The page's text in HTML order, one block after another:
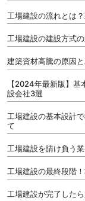
工場建設の流れとは
工場建設の建設方式
建築資材高騰の原因
【2024年最新版】
設会社3選
工場建設の基本設計
て
工場建設を請け負う
工場建設の最終段階
工場建設が完了した